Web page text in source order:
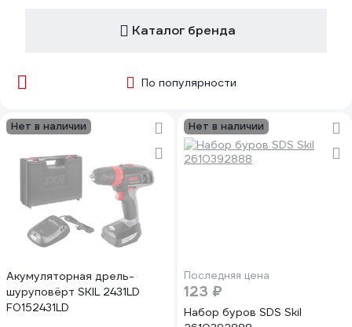
Каталог бренда
По популярности
Нет в наличии
Акумуляторная дрель-
шуруповёрт SKIL 2431LD
F0152431LD
Нет в наличии
Последняя цена
123 ₽
Набор буров SDS Skil